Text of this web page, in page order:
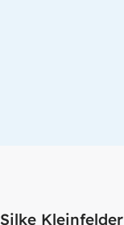
Silke Kleinfelder